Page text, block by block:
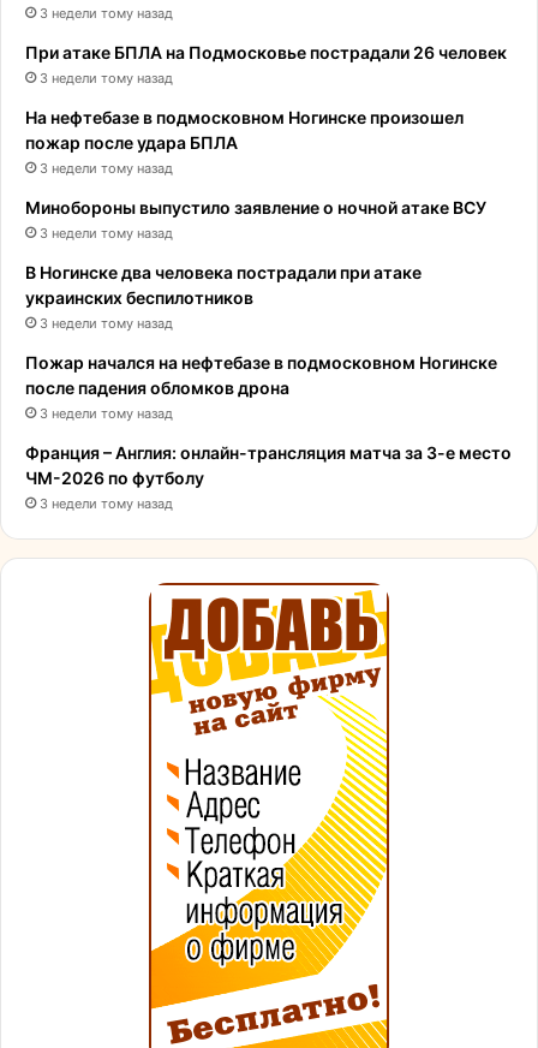
3 недели тому назад
При атаке БПЛА на Подмосковье пострадали 26 человек
3 недели тому назад
На нефтебазе в подмосковном Ногинске произошел
пожар после удара БПЛА
3 недели тому назад
Минобороны выпустило заявление о ночной атаке ВСУ
3 недели тому назад
В Ногинске два человека пострадали при атаке
украинских беспилотников
3 недели тому назад
Пожар начался на нефтебазе в подмосковном Ногинске
после падения обломков дрона
3 недели тому назад
Франция – Англия: онлайн-трансляция матча за 3-е место
ЧМ-2026 по футболу
3 недели тому назад